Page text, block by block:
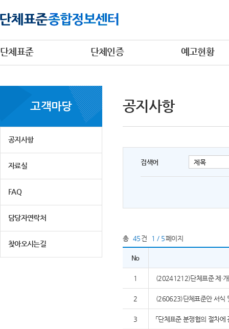
단체표준 단체인증 예고현황
고객마당
공지사항
자료실
FAQ
담당자연락처
찾아오시는길
공지사항
검색어
총 45 건 1 / 5페이지
No
1 (20241212)단체표준 제·
2 (260623)단체표준안 서식
3 「단체표준 분쟁협의 절차에